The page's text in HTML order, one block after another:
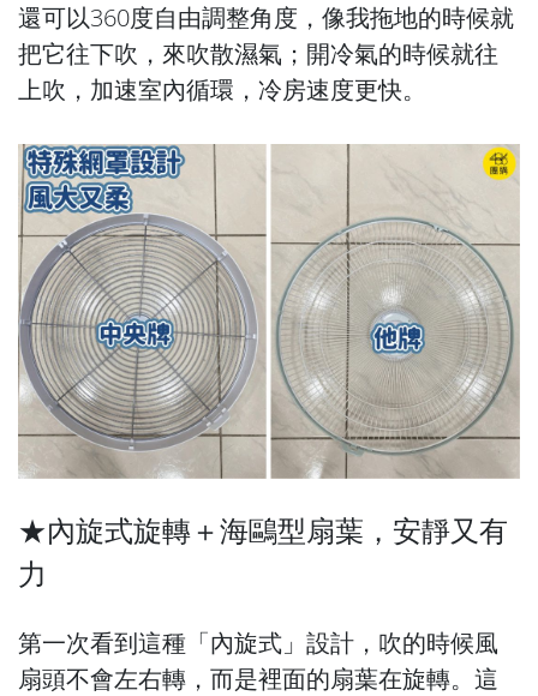
還可以360度自由調整角度，像我拖地的時候就
把它往下吹，來吹散濕氣；開冷氣的時候就往
上吹，加速室內循環，冷房速度更快。
★內旋式旋轉＋海鷗型扇葉，安靜又有
力
第一次看到這種「內旋式」設計，吹的時候風
扇頭不會左右轉，而是裡面的扇葉在旋轉。這